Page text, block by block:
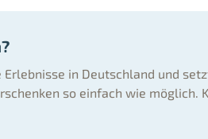
in Deutschland und
so einfach wie möglich.